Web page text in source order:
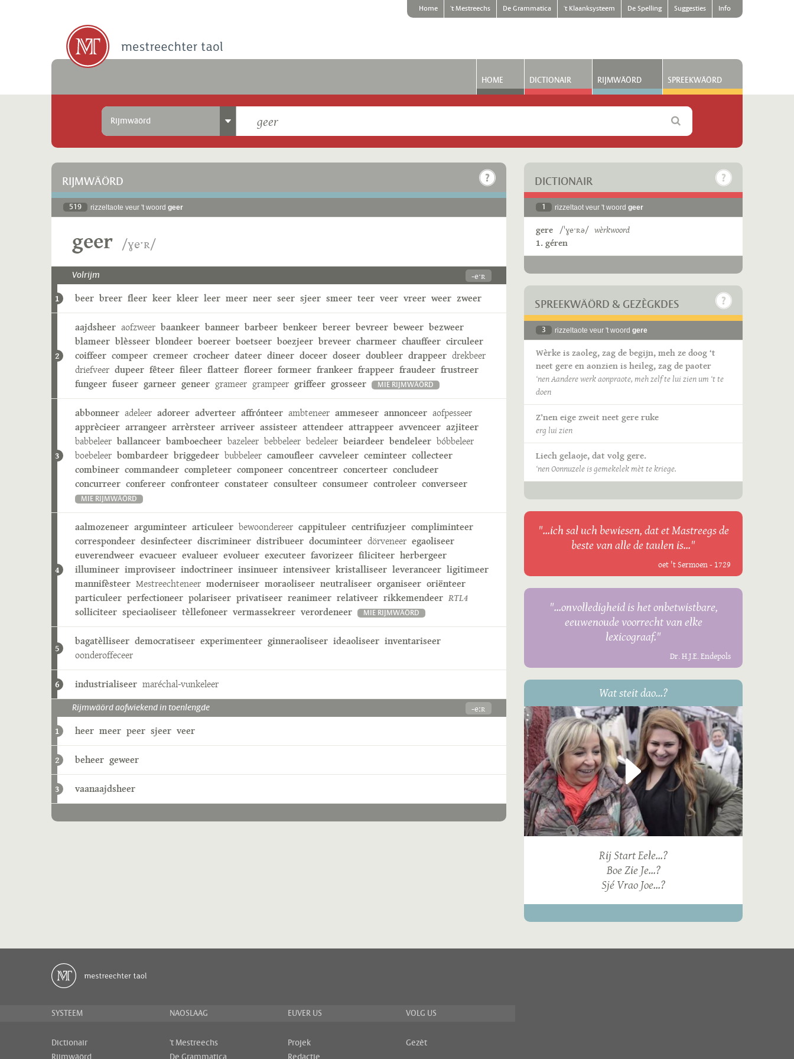
Home 't Mestreechs De Grammatica 't Klaanksysteem De Spelling Suggesties Info
HOME DICTIONAIR RIJMWÄÖRD SPREEKWÄÖRD
Rijmwäörd
RIJMWÄÖRD
519 rizzeltaote veur 't woord geer
geer /ɣeˑʀ/
Volrijm -eˑʀ
1 beer breer fleer keer kleer leer meer neer seer sjeer smeer teer veer vreer weer zweer
2
aajdsheer aofzweer baankeer banneer barbeer benkeer bereer bevreer beweer bezweer
blameer blèsseer blondeer boereer boetseer boezjeer breveer charmeer chauffeer circuleer
coiffeer compeer cremeer crocheer dateer dineer doceer doseer doubleer drappeer drekbeer
driefveer dupeer fêteer fileer flatteer floreer formeer frankeer frappeer fraudeer frustreer
fungeer fuseer garneer geneer grameer grampeer griffeer grosseer MIE RIJMWÄÖRD
3
abbonneer adeleer adoreer adverteer affrónteer ambteneer ammeseer annonceer aofpesseer
apprècieer arrangeer arrèrsteer arriveer assisteer attendeer attrappeer avvenceer azjiteer
babbeleer ballanceer bamboecheer bazeleer bebbeleer bedeleer beiardeer bendeleer bóbbeleer
boebeleer bombardeer briggedeer bubbeleer camoufleer cavveleer ceminteer collecteer
combineer commandeer completeer componeer concentreer concerteer concludeer
concurreer confereer confronteer constateer consulteer consumeer controleer converseer
MIE RIJMWÄÖRD
4
aalmozeneer arguminteer articuleer bewoondereer cappituleer centrifuzjeer compliminteer
correspondeer desinfecteer discrimineer distribueer documinteer dörveneer egaoliseer
euverendweer evacueer evalueer evolueer executeer favorizeer filiciteer herbergeer
illumineer improviseer indoctrineer insinueer intensiveer kristalliseer leveranceer ligitimeer
mannifèsteer Mestreechteneer moderniseer moraoliseer neutraliseer organiseer oriënteer
particuleer perfectioneer polariseer privatiseer reanimeer relativeer rikkemendeer RTL4
solliciteer speciaoliseer tèllefoneer vermassekreer verordeneer MIE RIJMWÄÖRD
5
bagatèlliseer democratiseer experimenteer ginneraoliseer ideaoliseer inventariseer
oonderoffeceer
6 industrialiseer maréchal-vunkeleer
Rijmwäörd aofwiekend in toenlengde -eːʀ
1 heer meer peer sjeer veer
2 beheer geweer
3 vaanaajdsheer
DICTIONAIR
1 rizzeltaot veur 't woord geer
gere /ˈɣeˑʀə/ wèrkwoord
1. géren
SPREEKWÄÖRD & GEZÈGKDES
3 rizzeltaote veur 't woord gere
Wèrke is zaoleg, zag de begijn, meh ze doog ‘t
neet gere en aonzien is heileg, zag de paoter
‘nen Aandere werk aonpraote, meh zelf te lui zien um ‘t te
doen
Z’nen eige zweit neet gere ruke
erg lui zien
Liech gelaoje, dat volg gere.
‘nen Oonnuzele is gemekelek mèt te kriege.
"...ich sal uch bewiesen, dat et Mastreegs de
beste van alle de taulen is..."
oet 't Sermoen - 1729
"...onvolledigheid is het onbetwistbare,
eeuwenoude voorrecht van elke
lexicograaf."
Dr. H.J.E. Endepols
Wat steit dao...?
Rij Start Eele...?
Boe Zie Je...?
Sjé Vrao Joe...?
SYSTEEM
Dictionair
NAOSLAAG
't Mestreechs
EUVER US
Projek
VOLG US
Gezèt